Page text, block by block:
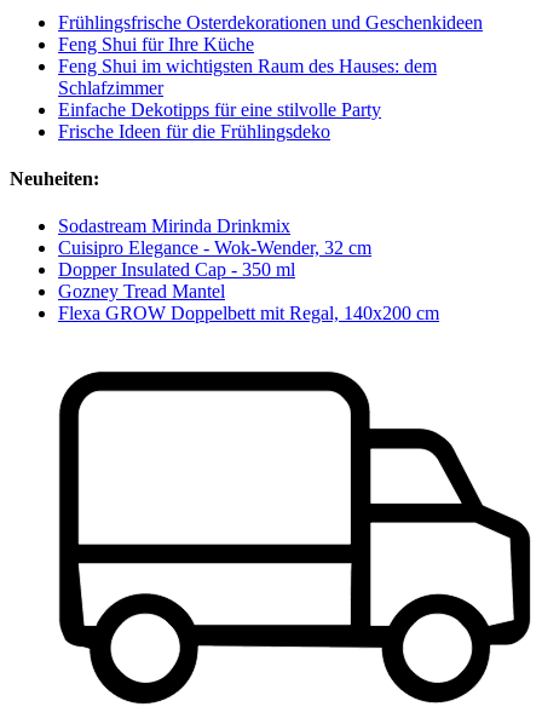
Frühlingsfrische Osterdekorationen und Geschenkideen
Feng Shui für Ihre Küche
Feng Shui im wichtigsten Raum des Hauses: dem
Schlafzimmer
Einfache Dekotipps für eine stilvolle Party
Frische Ideen für die Frühlingsdeko
Neuheiten:
Sodastream Mirinda Drinkmix
Cuisipro Elegance - Wok-Wender, 32 cm
Dopper Insulated Cap - 350 ml
Gozney Tread Mantel
Flexa GROW Doppelbett mit Regal, 140x200 cm